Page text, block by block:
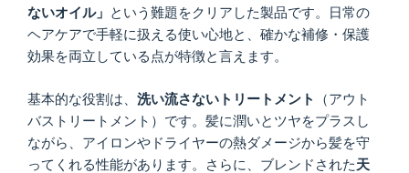
ないオイル」 という難題をクリアした製品です。日常の
ヘアケアで手軽に扱える使い心地と、確かな補修・保護
効果を両立している点が特徴と言えます。
基本的な役割は、 洗い流さないトリートメント
（アウト
バストリートメント）です。髪に潤いとツヤをプラスし
ながら、アイロンやドライヤーの熱ダメージから髪を守
ってくれる性能があります。さらに、ブレンドされた天